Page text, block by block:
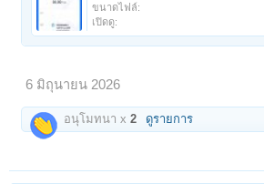
ขนาดไฟล์:
เปิดดู:
6 มิถุนายน 2026
อนุโมทนา x2 ดูรายการ